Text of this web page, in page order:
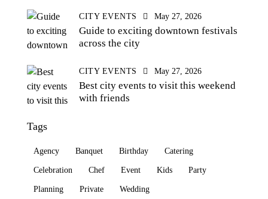
CITY EVENTS May 27, 2026
Guide to exciting downtown festivals
across the city
CITY EVENTS May 27, 2026
Best city events to visit this weekend
with friends
Tags
Agency Banquet Birthday Catering
Celebration Chef Event Kids Party
Planning Private Wedding